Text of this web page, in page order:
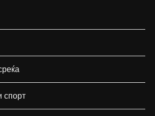
спорт